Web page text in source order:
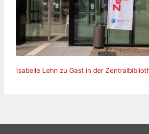
Isabelle Lehn zu Gast in der